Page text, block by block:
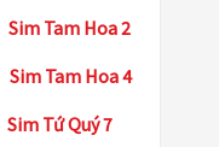
Sim Tam Hoa 2
Sim Tam Hoa 4
Sim Tứ Quý 7